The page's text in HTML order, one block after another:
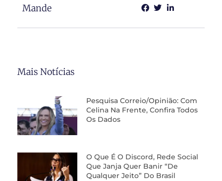
Mande
Mais Notícias
Pesquisa Correio/Opinião: Com
Celina Na Frente, Confira Todos
Os Dados
O Que É O Discord, Rede Social
Que Janja Quer Banir “de
Qualquer Jeito” Do Brasil